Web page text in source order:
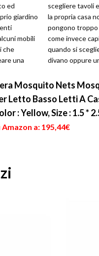
ed
giardino
mobili
che
una
pri...
scegliere tavoli
la propria casa
pongono troppo
come invece
quando si
divano oppure
arredo sembra...
Mosquito Nets
Letto Basso Letti A
: Yellow, Size : 1.5 *
a: 195,44€